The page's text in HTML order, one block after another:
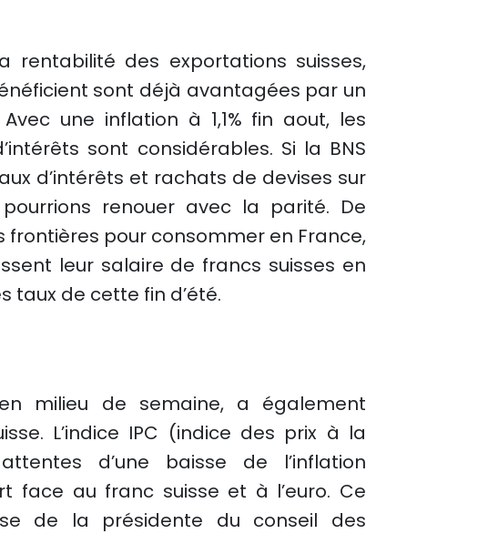
rentabilité des exportations suisses,
sont déjà avantagées par un
une inflation à 1,1% fin aout, les
sont considérables. Si la BNS
d’intérêts et rachats de devises sur
renouer avec la parité. De
frontières pour consommer en France,
leur salaire de francs suisses en
taux de cette fin d’été.
milieu de semaine, a également
L’indice IPC (indice des prix à la
d’une baisse de l’inflation
face au franc suisse et à l’euro. Ce
de la présidente du conseil des